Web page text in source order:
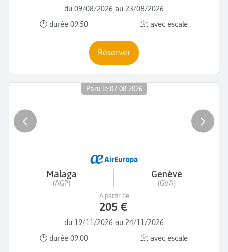
du 09/08/2026 au 23/08/2026
durée 09:50
avec escale
Réserver
Paru le 07-08-2026
Malaga
(AGP)
Genève
(GVA)
du 19/11/2026 au 24/11/2026
durée 09:00
avec escale
A partir de
205 €